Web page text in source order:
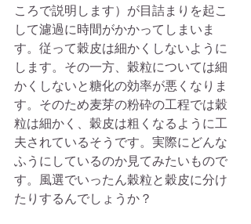
ころで説明します）が目詰まりを起こ
して濾過に時間がかかってしまいま
す。従って穀皮は細かくしないように
します。その一方、穀粒については細
かくしないと糖化の効率が悪くなりま
す。そのため麦芽の粉砕の工程では穀
粒は細かく、穀皮は粗くなるように工
夫されているそうです。実際にどんな
ふうにしているのか見てみたいもので
す。風選でいったん穀粒と穀皮に分け
たりするんでしょうか？